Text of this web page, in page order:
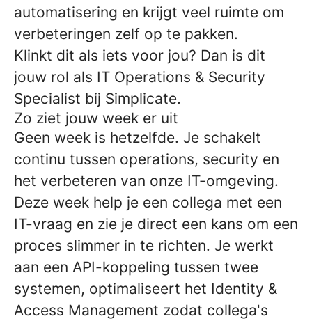
automatisering en krijgt veel ruimte om
verbeteringen zelf op te pakken.
Klinkt dit als iets voor jou? Dan is dit
jouw rol als IT Operations & Security
Specialist bij Simplicate.
Zo ziet jouw week er uit
Geen week is hetzelfde. Je schakelt
continu tussen operations, security en
het verbeteren van onze IT-omgeving.
Deze week help je een collega met een
IT-vraag en zie je direct een kans om een
proces slimmer in te richten. Je werkt
aan een API-koppeling tussen twee
systemen, optimaliseert het Identity &
Access Management zodat collega's